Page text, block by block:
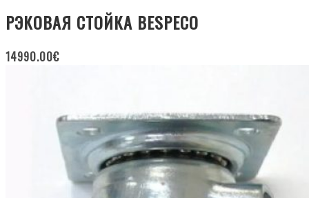
РЭКОВАЯ СТОЙКА BESPECO
14990.00€